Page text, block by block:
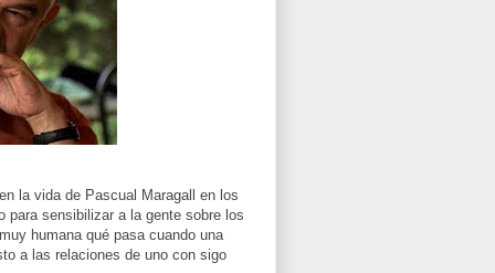
la vida de Pascual Maragall en los
para sensibilizar a la gente sobre los
humana qué pasa cuando una
a las relaciones de uno con sigo